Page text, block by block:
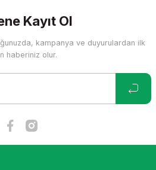
ederiz.
veya görüntülenemiyor.
Kayıt Ol
kampanya ve duyurulardan ilk
haberiniz olur.